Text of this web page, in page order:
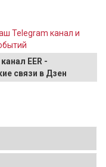
Telegram канал и
EER -
связи в Дзен